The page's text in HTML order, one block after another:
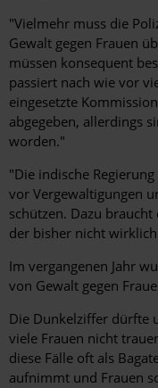
"Vielmehr muss die
Gewalt gegen Frauen
müssen konsequent
passiert nach wie vor
eingesetzte
abgegeben, allerdings
worden."
"Die indische
vor Vergewaltigungen
schützen. Dazu
der bisher nicht
Im vergangenen Jahr
von Gewalt gegen
Die Dunkelziffer dürfte
viele Frauen nicht
diese Fälle oft als
aufnimmt und Frauen